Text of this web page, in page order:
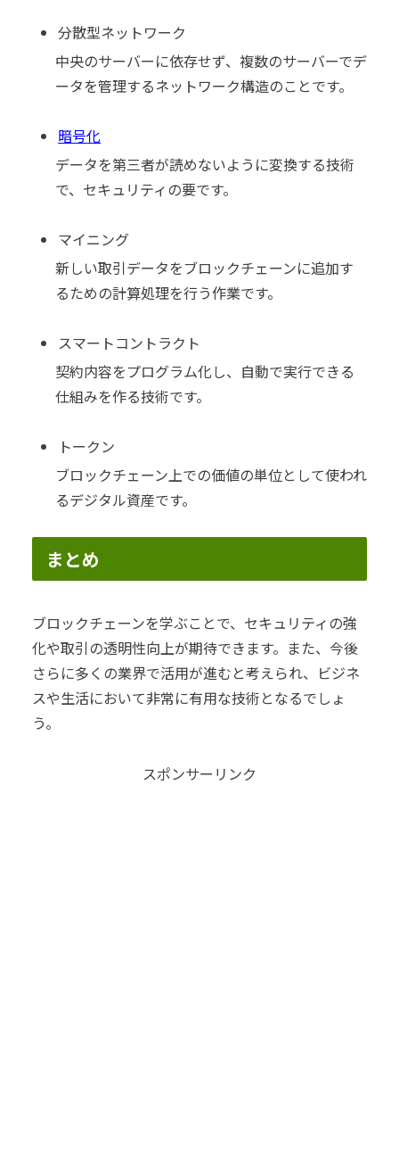
分散型ネットワーク
中央のサーバーに依存せず、複数のサーバーでデ
ータを管理するネットワーク構造のことです。
暗号化
データを第三者が読めないように変換する技術
で、セキュリティの要です。
マイニング
新しい取引データをブロックチェーンに追加す
るための計算処理を行う作業です。
スマートコントラクト
契約内容をプログラム化し、自動で実行できる
仕組みを作る技術です。
トークン
ブロックチェーン上での価値の単位として使われ
るデジタル資産です。
まとめ
ブロックチェーンを学ぶことで、セキュリティの強
化や取引の透明性向上が期待できます。また、今後
さらに多くの業界で活用が進むと考えられ、ビジネ
スや生活において非常に有用な技術となるでしょ
う。
スポンサーリンク